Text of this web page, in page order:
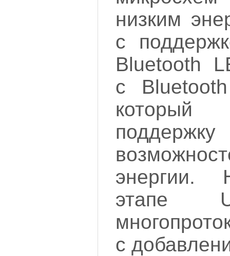
низким
с
Bluetooth
с
энергии.
этапе
с